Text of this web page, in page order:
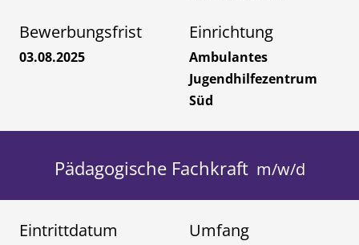
Bewerbungsfrist
03.08.2025
Einrichtung
Ambulantes
Jugendhilfezentrum
Süd
Pädagogische Fachkraft
Eintrittdatum Umfang